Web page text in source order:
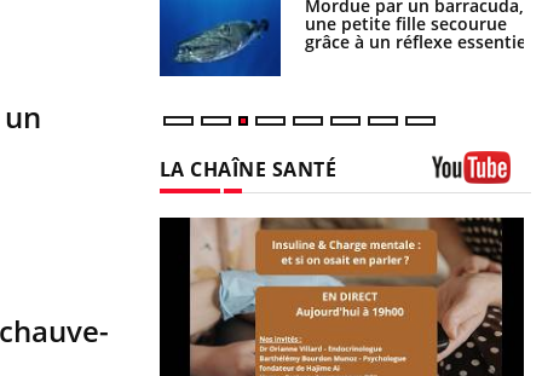
Mordue par un barracuda,
une petite fille secourue
grâce à un réflexe essentiel
LA CHAÎNE SANTÉ